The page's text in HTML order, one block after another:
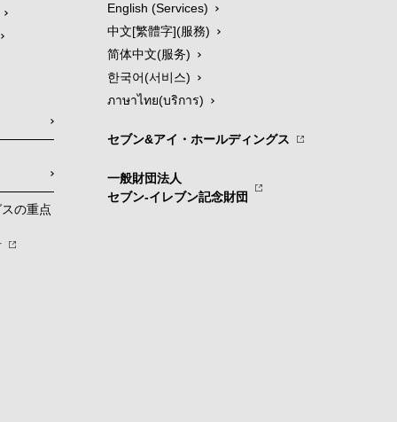
の重点
English (Services)
中文[繁體字](服務)
简体中文(服务)
한국어(서비스)
ภาษาไทย(บริการ)
セブン&アイ・ホールディングス
一般財団法人
セブン-イレブン記念財団